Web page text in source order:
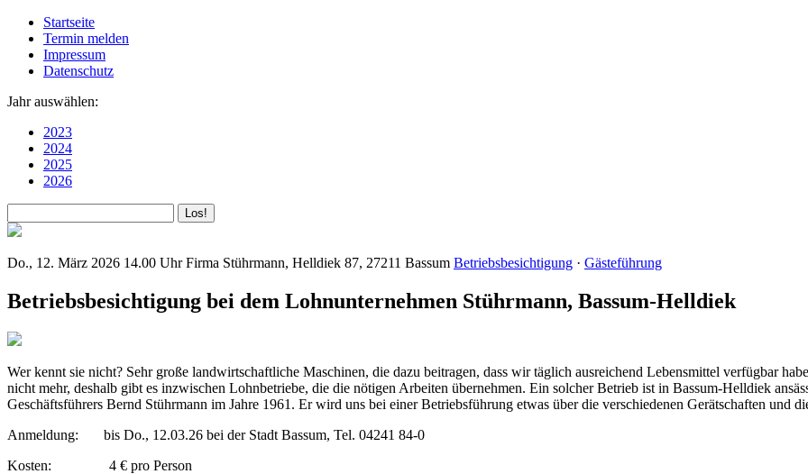
Startseite
Termin melden
Impressum
Datenschutz
Jahr auswählen:
2023
2024
2025
2026
Do., 12. März 2026 14.00 Uhr Firma Stührmann, Helldiek 87, 27211 Bassum Betriebsbesichtigung · Gästeführung
Betriebsbesichtigung bei dem Lohnunternehmen Stührmann, Bassum-Helldiek
Wer kennt sie nicht? Sehr große landwirtschaftliche Maschinen, die dazu beitragen, dass wir täglich ausreichend Lebensmittel verfügbar
nicht mehr, deshalb gibt es inzwischen Lohnbetriebe, die die nötigen Arbeiten übernehmen. Ein solcher Betrieb ist in Bassum-Helldiek
Geschäftsführers Bernd Stührmann im Jahre 1961. Er wird uns bei einer Betriebsführung etwas über die verschiedenen Gerätschaften und
Anmeldung: bis Do., 12.03.26 bei der Stadt Bassum, Tel. 04241 84-0
Kosten: 4 € pro Person